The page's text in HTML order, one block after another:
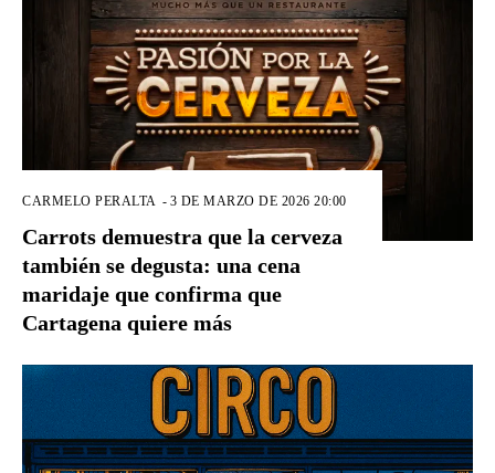
CARMELO PERALTA - 3 DE MARZO DE 2026 20:00
Carrots demuestra que la cerveza
también se degusta: una cena
maridaje que confirma que
Cartagena quiere más